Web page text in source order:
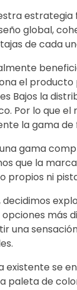
global,
de cada
el producto
Bajos la
Por lo que el
la gama
gama
que la
propios ni
más
una
existente se
paleta de